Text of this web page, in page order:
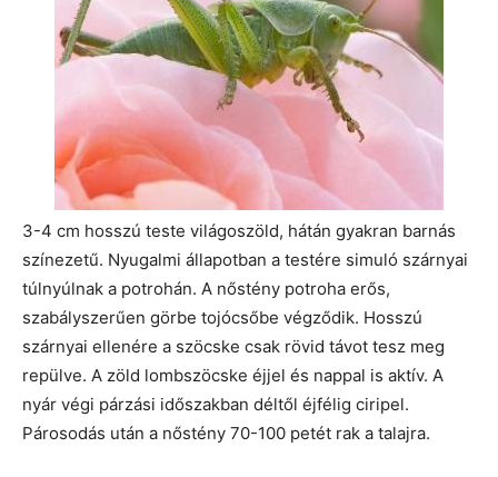
3-4 cm hosszú teste világoszöld, hátán gyakran barnás
színezetű. Nyugalmi állapotban a testére simuló szárnyai
túlnyúlnak a potrohán. A nőstény potroha erős,
szabályszerűen görbe tojócsőbe végződik. Hosszú
szárnyai ellenére a szöcske csak rövid távot tesz meg
repülve. A zöld lombszöcske éjjel és nappal is aktív. A
nyár végi párzási időszakban déltől éjfélig ciripel.
Párosodás után a nőstény 70-100 petét rak a talajra.